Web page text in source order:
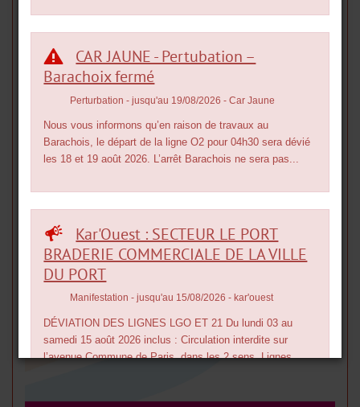
CAR JAUNE - Pertubation –
Barachoix fermé
Perturbation- jusqu'au 19/08/2026 - Car Jaune
Nous vous informons qu’en raison de travaux au
Barachois, le départ de la ligne O2 pour 04h30 sera dévié
les 18 et 19 août 2026. L’arrêt Barachois ne sera pas...
Kar'Ouest : SECTEUR LE PORT
BRADERIE COMMERCIALE DE LA VILLE
DU PORT
Manifestation- jusqu'au 15/08/2026 - kar'ouest
DÉVIATION DES LIGNES LGO ET 21 Du lundi 03 au
samedi 15 août 2026 inclus : Circulation interdite sur
l’avenue Commune de Paris, dans les 2 sens. Lignes